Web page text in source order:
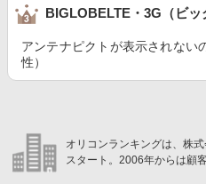
BIGLOBELTE・3G（ビッ
アンテナピクトが表示されない
性）
オリコンランキングは、株
スタート。2006年からは顧